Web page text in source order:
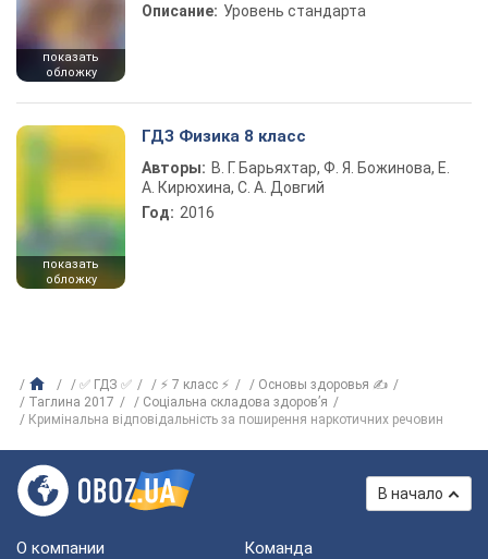
показать
обложку
Описание: Уровень стандарта
показать
обложку
ГДЗ Физика 8 класс
Авторы: В. Г. Барьяхтар, Ф. Я. Божинова, Е.
А. Кирюхина, С. А. Довгий
Год: 2016
✅ ГДЗ ✅ ⚡ 7 класс ⚡
Основы здоровья ✍
Таглина 2017
Соціальна складова здоров’я
Кримінальна відповідальність за поширення наркотичних речовин
В начало
О компании Команда